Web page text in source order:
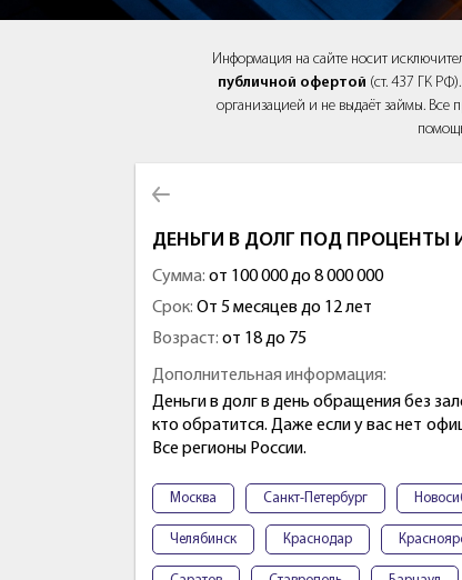
Информация на сайте носит
публичной офертой (ст. 437 ГК
организацией и не выдаёт займы. Все
ДЕНЬГИ В ДОЛГ ПОД ПРОЦЕНТЫ
Сумма: от 100 000 до 8 000 000
Срок: От 5 месяцев до 12 лет
Возраст: от 18 до 75
Дополнительная информация:
Деньги в долг в день обращения без
кто обратится. Даже если у вас нет
Все регионы России.
Москва Санкт-Петербург
Челябинск Краснодар